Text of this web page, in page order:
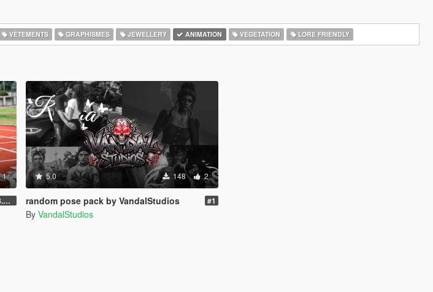
VÊTEMENTS GRAPHISMES JEWELLERY ANIMATION VEGETATION LORE FRIENDLY
1
03.08.2026
5.0 148 2
random pose pack by VandalStudios #1
By VandalStudios